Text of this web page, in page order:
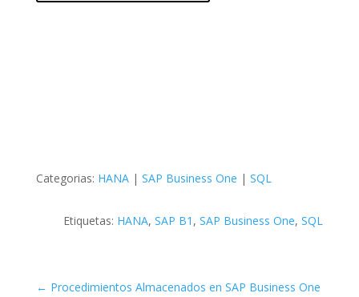
Categorias: HANA| SAP Business One | SQL
Etiquetas: HANA,SAP B1 ,SAP Business One,SQL
← Procedimientos Almacenados en SAP Business One